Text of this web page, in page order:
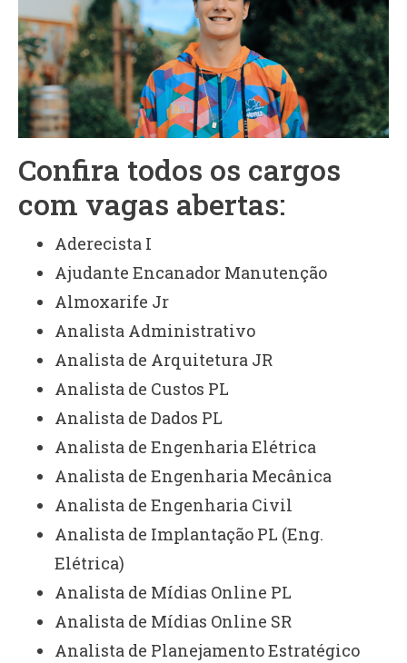
Confira todos os cargos
com vagas abertas:
Aderecista I
Ajudante Encanador Manutenção
Almoxarife Jr
Analista Administrativo
Analista de Arquitetura JR
Analista de Custos PL
Analista de Dados PL
Analista de Engenharia Elétrica
Analista de Engenharia Mecânica
Analista de Engenharia Civil
Analista de Implantação PL (Eng.
Elétrica)
Analista de Mídias Online PL
Analista de Mídias Online SR
Analista de Planejamento Estratégico